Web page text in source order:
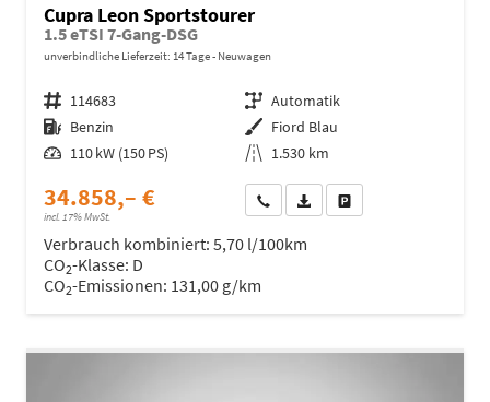
Cupra Leon Sportstourer
1.5 eTSI 7-Gang-DSG
unverbindliche Lieferzeit: 14 Tage Neuwagen
Fahrzeugnr. 114683 Getriebe Automatik
Kraftstoff Benzin Außenfarbe Fiord Blau
Leistung 110 kW (150 PS) Kilometerstand 1.530 km
34.858,– €
incl. 17% MwSt.
Wir rufen Sie anFahrzeugexposé (PDF)
Verbrauch kombiniert: 5,70 l/100km
CO2-Klasse: D
CO2-Emissionen: 131,00 g/km